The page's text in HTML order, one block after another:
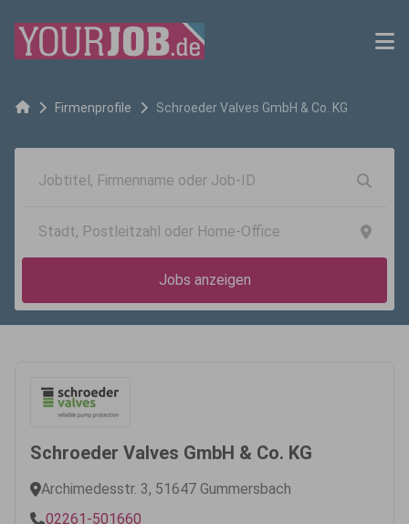
Firmenprofile Schroeder Valves GmbH & Co. KG
Jobs anzeigen
Schroeder Valves GmbH & Co. KG
Archimedesstr. 3, 51647 Gummersbach
02261-501660